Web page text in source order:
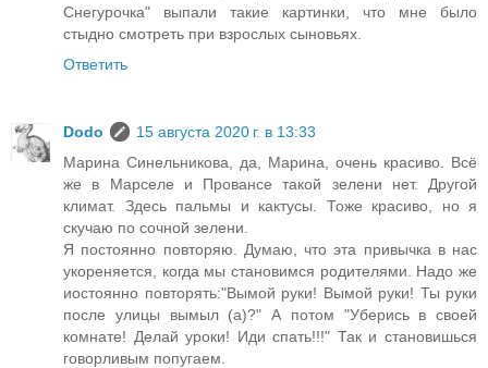
Снегурочка" выпали такие картинки, что мне было
стыдно смотреть при взрослых сыновьях.
Ответить
Dodo
15 августа 2020 г. в 13:33
Марина Синельникова, да, Марина, очень красиво. Всё
же в Марселе и Провансе такой зелени нет. Другой
климат. Здесь пальмы и кактусы. Тоже красиво, но я
скучаю по сочной зелени.
Я постоянно повторяю. Думаю, что эта привычка в нас
укореняется, когда мы становимся родителями. Надо же
иостоянно повторять:"Вымой руки! Вымой руки! Ты руки
после улицы вымыл (а)?" А потом "Уберись в своей
комнате! Делай уроки! Иди спать!!!" Так и становишься
говорливым попугаем.